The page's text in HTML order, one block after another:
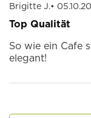
Brigitte J.•
Top Qualität
So wie ein Cafe
elegant!